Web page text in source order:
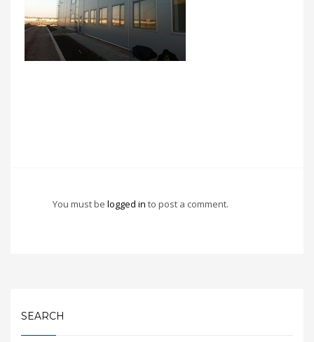
You must be logged in to post a comment.
SEARCH